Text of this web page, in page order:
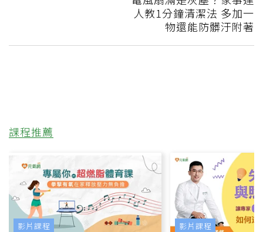
人教1分鐘清潔法 多加一
物還能防髒汙附著
課程推薦
影片課程 影片課程